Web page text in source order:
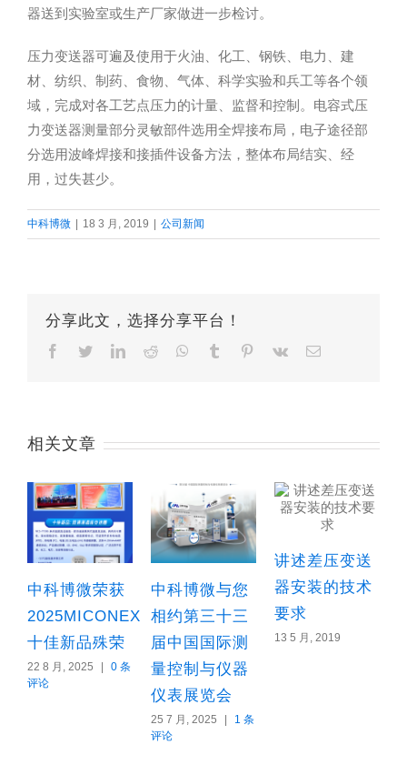
器送到实验室或生产厂家做进一步检讨。
压力变送器可遍及使用于火油、化工、钢铁、电力、建
材、纺织、制药、食物、气体、科学实验和兵工等各个领
域，完成对各工艺点压力的计量、监督和控制。电容式压
力变送器测量部分灵敏部件选用全焊接布局，电子途径部
分选用波峰焊接和接插件设备方法，整体布局结实、经
用，过失甚少。
中科博微 18 3 月, 2019 公司新闻
分享此文，选择分享平台！
Facebook
TwitterLinkedIn
Reddit Whatsapp
Tumblr Pinterest
Vk Email
相关文章
中科博微荣获
2025MICONEX
十佳新品殊荣
22 8 月, 2025 |
0 条
评论
中科博微与您
相约第三十三
届中国国际测
量控制与仪器
仪表展览会
25 7 月, 2025 |
1 条
评论
讲述差压变送
器安装的技术
要求
13 5 月, 2019